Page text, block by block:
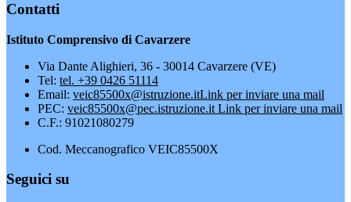
Contatti
Istituto Comprensivo di Cavarzere
Via Dante Alighieri, 36 - 30014 Cavarzere (VE)
Tel: tel. +39 0426 51114
Email: veic85500x@istruzione.itLink per inviare una mail
PEC: veic85500x@pec.istruzione.it Link per inviare una mail
C.F.: 91021080279
Cod. Meccanografico VEIC85500X
Seguici su